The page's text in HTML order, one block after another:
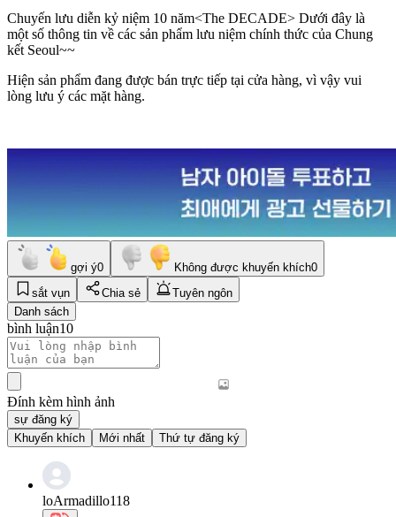
Chuyến lưu diễn kỷ niệm 10 năm<The DECADE> Dưới đây là
một số thông tin về các sản phẩm lưu niệm chính thức của Chung
kết Seoul~~
Hiện sản phẩm đang được bán trực tiếp tại cửa hàng, vì vậy vui
lòng lưu ý các mặt hàng.
gợi ý0 Không được khuyến khích0
sắt vụn
Chia sẻ
Tuyên ngôn
Danh sách
bình luận10
Đính kèm hình ảnh
sự đăng ký
Khuyến khích
Mới nhất Thứ tự đăng ký
loArmadillo118